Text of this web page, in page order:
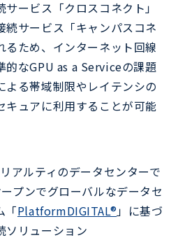
ービス「クロスコネクト」
続サービス「キャンパスコネ
るため、インターネット回線
的なGPU as a Serviceの課題
よる帯域制限やレイテンシの
キュアに利用することが可能
アルティのデータセンターで
プンでグローバルなデータセ
「PlatformDIGITAL®」に基づ
ソリューション